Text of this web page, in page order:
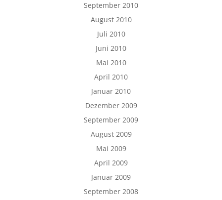
September 2010
August 2010
Juli 2010
Juni 2010
Mai 2010
April 2010
Januar 2010
Dezember 2009
September 2009
August 2009
Mai 2009
April 2009
Januar 2009
September 2008